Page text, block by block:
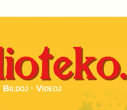
Bildoj · Videoj